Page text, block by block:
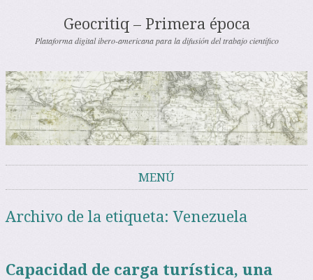
Geocritiq – Primera época
Plataforma digital ibero-americana para la difusión del trabajo científico
MENÚ
Archivo de la etiqueta:Venezuela
Capacidad de carga turística, una